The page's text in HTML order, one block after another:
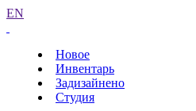
EN
Новое
Инвентарь
Задизайнено
Студия